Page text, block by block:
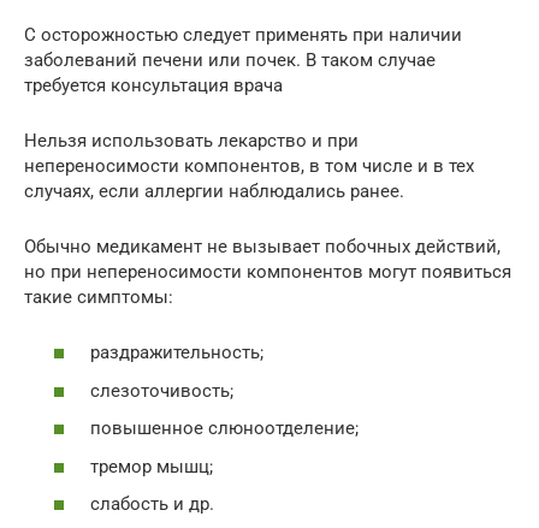
С осторожностью следует применять при наличии
заболеваний печени или почек. В таком случае
требуется консультация врача
Нельзя использовать лекарство и при
непереносимости компонентов, в том числе и в тех
случаях, если аллергии наблюдались ранее.
Обычно медикамент не вызывает побочных действий,
но при непереносимости компонентов могут появиться
такие симптомы:
раздражительность;
слезоточивость;
повышенное слюноотделение;
тремор мышц;
слабость и др.